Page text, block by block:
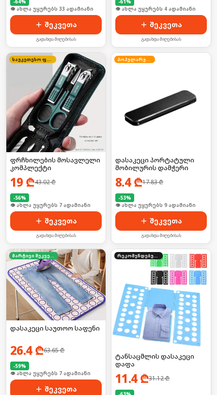
-64%
🛒 ბოლო 24სთ-ში იყიდა 44-მა
შეკვეთა
გადახდა მიღებისას
-61%
🛒 ბოლო 24სთ-ში იყიდა 2-მა
შეკვეთა
გადახდა მიღებისას
საუკეთესო ფასი
ფრჩხილების მოსავლელი
კომპლექტი
19 ₾43.02₾
-56%
🛒 ბოლო 24სთ-ში იყიდა 6-მა
შეკვეთა
გადახდა მიღებისას
პოპულარული
დასაკეცი პორტატული
მობილურის დამჭერი
8.4₾17.83₾
-53%
🛒 ბოლო 24სთ-ში იყიდა 16-მა
შეკვეთა
გადახდა მიღებისას
მარტივი შეკვეთა
დასაკეცი საუთოო საფენი
26.4₾63.65₾
-59%
🛒 ბოლო 24სთ-ში იყიდა 10-მა
შეკვეთა
რეკომენდებული
ტანსაცმლის დასაკეცი
დაფა
11.4₾31.12₾